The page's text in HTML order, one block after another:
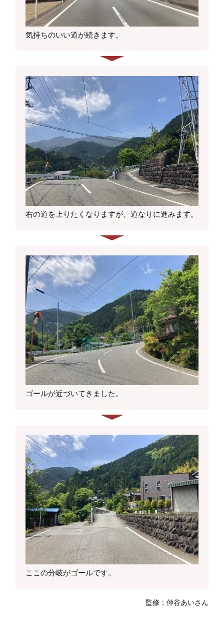
気持ちのいい道が続きます。
右の道を上りたくなりますが、道なりに進みます。
ゴールが近づいてきました。
ここの分岐がゴールです。
監修：仲谷あいさん